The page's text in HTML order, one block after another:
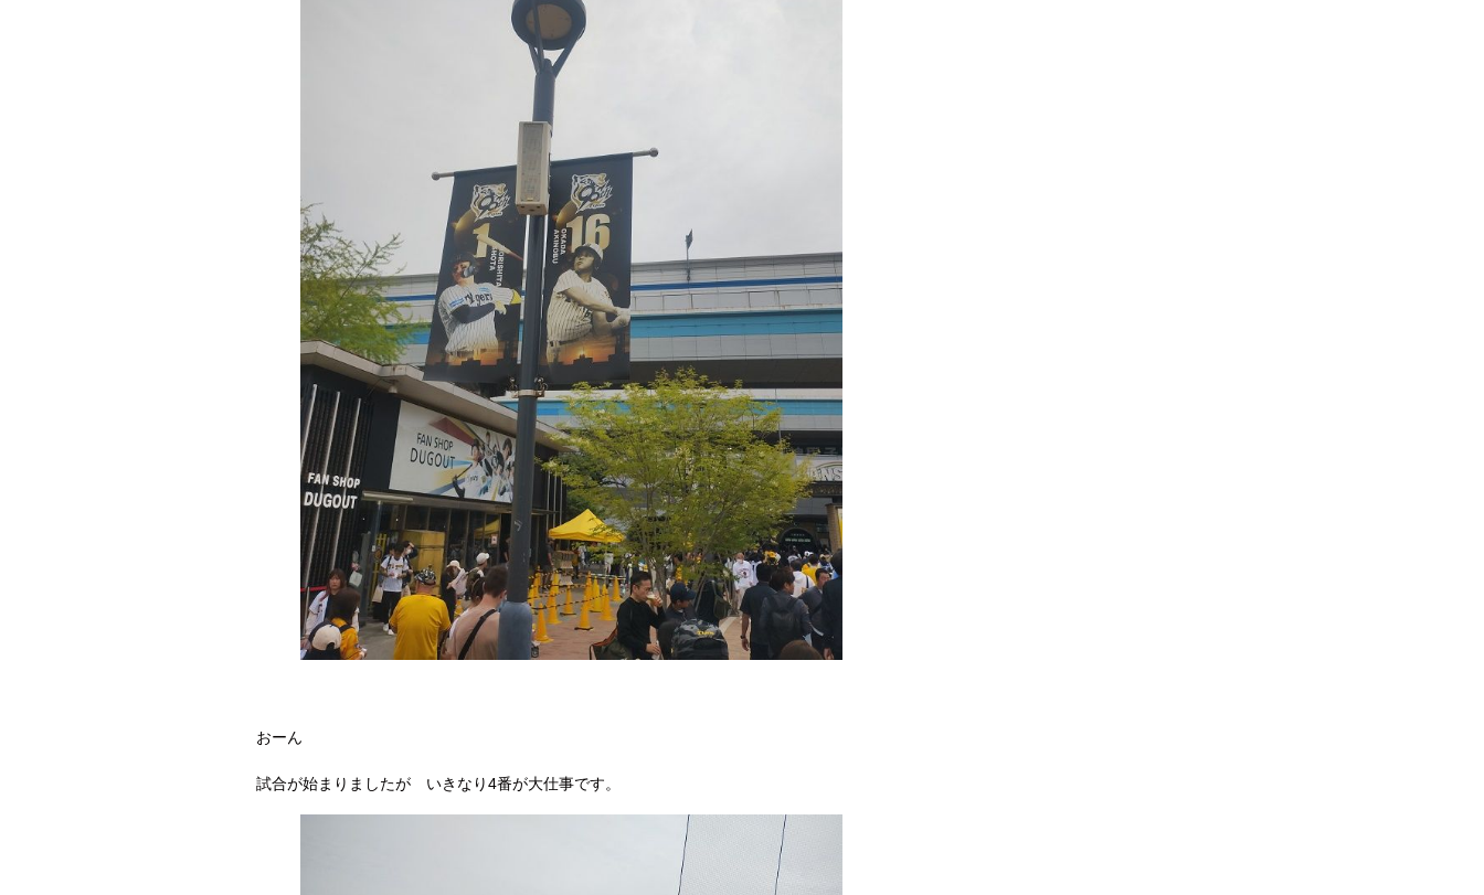
おーん
試合が始まりましたが いきなり4番が大仕事です。